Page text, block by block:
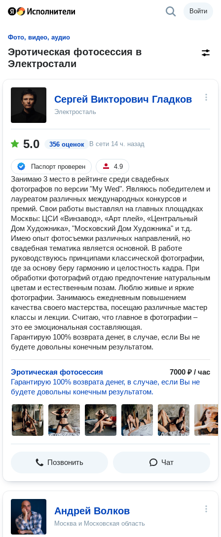
Войти
Фото, видео, аудио
Эротическая фотосессия в
Электростали
Сергей Викторович Гладков
Электросталь
5.0 356 оценок В сети 14 ч. назад
Паспорт проверен 4.9
Занимаю 3 место в рейтинге среди свадебных
фотографов по версии "My Wed". Являюсь победителем и
лауреатом различных международных конкурсов и
премий. Свои работы выставлял на главных площадках
Москвы: ЦСИ «Винзавод», «Арт плей», «Центральный
Дом Художника», "Московский Дом Художника" и т.д.
Имею опыт фотосъемки различных направлений, но
свадебная тематика является основной. В работе
руководствуюсь принципами классической фотографии,
где за основу беру гармонию и целостность кадра. При
обработки фотографий отдаю предпочтение натуральным
цветам и естественным позам. Люблю живые и яркие
фотографии. Занимаюсь ежедневным повышением
качества своего мастерства, посещаю различные мастер
классы и лекции. Считаю, что главное в фотографии –
это ее эмоциональная составляющая.
Гарантирую 100% возврата денег, в случае, если Вы не
будете довольны конечным результатом.
Эротическая фотосессия
7000 ₽ / час
Гарантирую 100% возврата денег, в случае, если Вы не
будете довольны конечным результатом.
Позвонить Чат
Андрей Волков
Москва и Московская область